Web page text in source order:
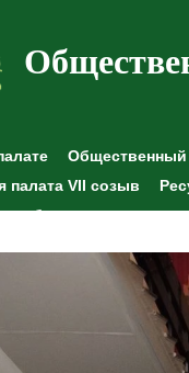
Общественный
палата VII созыв
наблюдения